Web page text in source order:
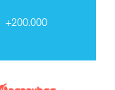
+200.000